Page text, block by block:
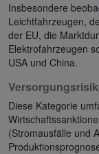
Insbesondere
Leichtfahrzeugen,
der EU, die
Elektrofahrzeugen
USA und China.
Diese Kategorie
(Stromausfälle und